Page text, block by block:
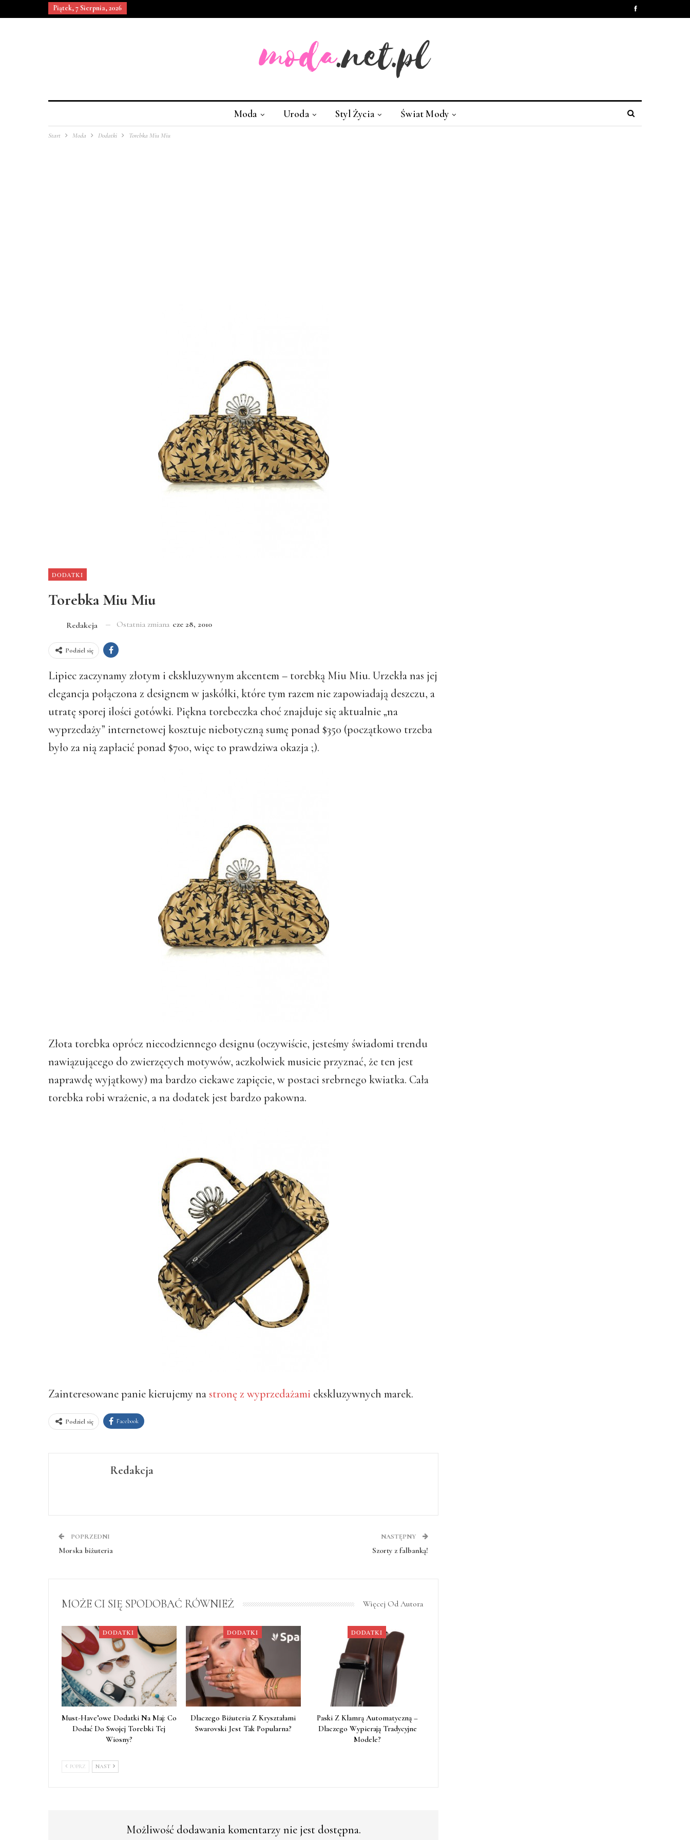
Piątek, 7 Sierpnia, 2026
Moda Uroda Styl Życia Świat Mody
Start Moda Dodatki Torebka Miu Miu
DODATKI
Torebka Miu Miu
Redakcja Ostatnia zmiana cze 28, 2010
Podziel się
Lipiec zaczynamy złotym i ekskluzywnym akcentem – torebką Miu Miu. Urzekła nas jej
elegancja połączona z designem w jaskółki, które tym razem nie zapowiadają deszczu, a
utratę sporej ilości gotówki. Piękna torebeczka choć znajduje się aktualnie „na
wyprzedaży” internetowej kosztuje niebotyczną sumę ponad $350 (początkowo trzeba
było za nią zapłacić ponad $700, więc to prawdziwa okazja ;).
Złota torebka oprócz niecodziennego designu (oczywiście, jesteśmy świadomi trendu
nawiązującego do zwierzęcych motywów, aczkolwiek musicie przyznać, że ten jest
naprawdę wyjątkowy) ma bardzo ciekawe zapięcie, w postaci srebrnego kwiatka. Cała
torebka robi wrażenie, a na dodatek jest bardzo pakowna.
Zainteresowane panie kierujemy na stronę z wyprzedażami ekskluzywnych marek.
Podziel się Facebook
Redakcja
POPRZEDNI
Morska biżuteria
NASTĘPNY
Szorty z falbanką!
MOŻE CI SIĘ SPODOBAĆ RÓWNIEŻ Więcej Od Autora
DODATKI
Must-Have’owe Dodatki Na Maj: Co
Dodać Do Swojej Torebki Tej
Wiosny?
DODATKI
Dlaczego Biżuteria Z Kryształami
Swarovski Jest Tak Popularna?
DODATKI
Paski Z Klamrą Automatyczną –
Dlaczego Wypierają Tradycyjne
Modele?
POPRZ NAST
Możliwość dodawania komentarzy nie jest dostępna.